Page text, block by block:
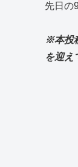
先日の
※本投
を迎え